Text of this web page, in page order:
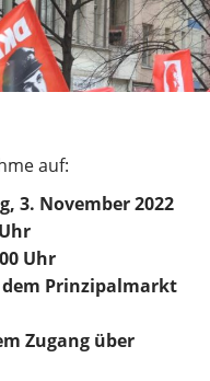
auf:
3. November 2022
Uhr
Prinzipalmarkt
Zugang über